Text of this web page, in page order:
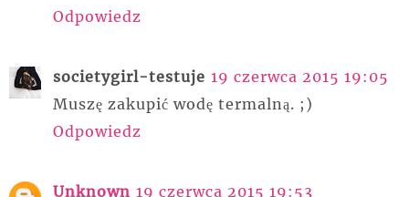
Odpowiedz
societygirl-testuje 19 czerwca 2015 19:05
Muszę zakupić wodę termalną. ;)
Odpowiedz
Unknown 19 czerwca 2015 19:53